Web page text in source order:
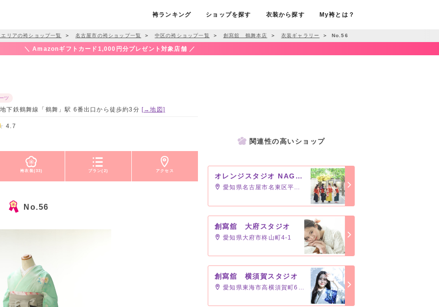
袴ランキング ショップを探す 衣装から探す My袴とは？
リアの袴ショップ一覧 ＞ 名古屋市の袴ショップ一覧 ＞ 中区の袴ショップ一覧 ＞ 創寫舘 鶴舞本店 ＞ 衣装ギャラリー ＞ No.56
＼ Amazonギフトカード1,000円分プレゼント対象店舗 ／
ツ
下鉄鶴舞線「鶴舞」駅 6番出口から徒歩約3分 [→地図]
4.7
袴衣装(33) プラン(2) アクセス
No.56
関連性の高いショップ
オレンジスタジオ NAGOYA
愛知県名古屋市名東区平和が丘3-20
創寫舘 大府スタジオ
愛知県大府市柊山町4-1
創寫舘 横須賀スタジオ
愛知県東海市高横須賀町6-11